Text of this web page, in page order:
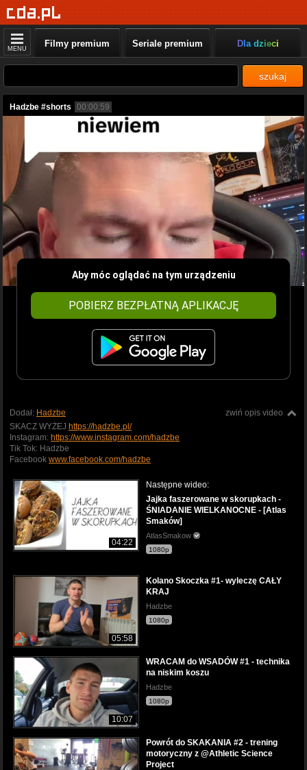
MENU Filmy premium Seriale premium Dla dzieci
szukaj
Hadzbe #shorts 00:00:59
Aby móc oglądać na tym urządzeniu
POBIERZ BEZPŁATNĄ APLIKACJĘ
zwiń opis video
Dodał: Hadzbe
SKACZ WYŻEJ https://hadzbe.pl/
Instagram: https://www.instagram.com/hadzbe
Tik Tok: Hadzbe
Facebook www.facebook.com/hadzbe
04:22
Następne wideo:
Jajka faszerowane w skorupkach -
ŚNIADANIE WIELKANOCNE - [Atlas
Smaków]
AtlasSmakow
1080p
05:58
Kolano Skoczka #1- wyleczę CAŁY
KRAJ
Hadzbe
1080p
10:07
WRACAM do WSADÓW #1 - technika
na niskim koszu
Hadzbe
1080p
Powrót do SKAKANIA #2 - trening
motoryczny z @Athletic Science
Project